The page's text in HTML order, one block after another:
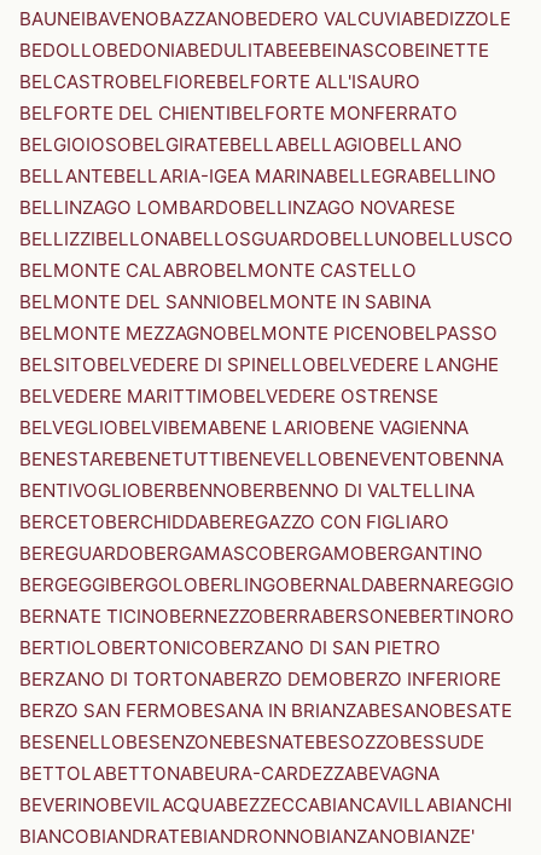
BAUNEIBAVENOBAZZANOBEDERO VALCUVIABEDIZZOLE
BEDOLLOBEDONIABEDULITABEEBEINASCOBEINETTE
BELCASTROBELFIOREBELFORTE ALL'ISAURO
BELFORTE DEL CHIENTIBELFORTE MONFERRATO
BELGIOIOSOBELGIRATEBELLABELLAGIOBELLANO
BELLANTEBELLARIA-IGEA MARINABELLEGRABELLINO
BELLINZAGO LOMBARDOBELLINZAGO NOVARESE
BELLIZZIBELLONABELLOSGUARDOBELLUNOBELLUSCO
BELMONTE CALABROBELMONTE CASTELLO
BELMONTE DEL SANNIOBELMONTE IN SABINA
BELMONTE MEZZAGNOBELMONTE PICENOBELPASSO
BELSITOBELVEDERE DI SPINELLOBELVEDERE LANGHE
BELVEDERE MARITTIMOBELVEDERE OSTRENSE
BELVEGLIOBELVIBEMABENE LARIOBENE VAGIENNA
BENESTAREBENETUTTIBENEVELLOBENEVENTOBENNA
BENTIVOGLIOBERBENNOBERBENNO DI VALTELLINA
BERCETOBERCHIDDABEREGAZZO CON FIGLIARO
BEREGUARDOBERGAMASCOBERGAMOBERGANTINO
BERGEGGIBERGOLOBERLINGOBERNALDABERNAREGGIO
BERNATE TICINOBERNEZZOBERRABERSONEBERTINORO
BERTIOLOBERTONICOBERZANO DI SAN PIETRO
BERZANO DI TORTONABERZO DEMOBERZO INFERIORE
BERZO SAN FERMOBESANA IN BRIANZABESANOBESATE
BESENELLOBESENZONEBESNATEBESOZZOBESSUDE
BETTOLABETTONABEURA-CARDEZZABEVAGNA
BEVERINOBEVILACQUABEZZECCABIANCAVILLABIANCHI
BIANCOBIANDRATEBIANDRONNOBIANZANOBIANZE'